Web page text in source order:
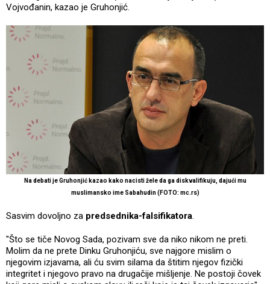
Vojvođanin, kazao je Gruhonjić.
Na debati je Gruhonjić kazao kako nacisti žele da ga diskvalifikuju, dajući mu
muslimansko ime Sabahudin (FOTO: mc.rs)
Sasvim dovoljno za predsednika-falsifikatora
"Što se tiče Novog Sada, pozivam sve da niko nikom ne preti.
Molim da ne prete Dinku Gruhonjiću, sve najgore mislim o
njegovim izjavama, ali ću svim silama da štitim njegov fizički
integritet i njegovo pravo na drugačije mišljenje. Ne postoji čovek